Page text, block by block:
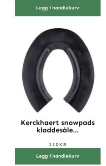
Legg i handlekurv
Kerckhaert snowpads
kladdesåle...
110KR
Legg i handlekurv